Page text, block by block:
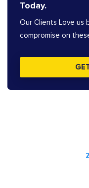
Today.
Our Clients Love us
compromise on